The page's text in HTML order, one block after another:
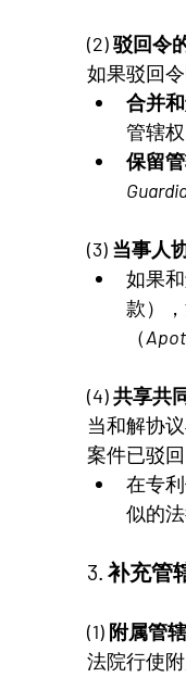
(2) 驳回令
如果驳回令
合并
管辖权
保留
(3) 当事人
如果
款）
（
(4) 共享共
当和解协
案件已驳回
在专
似的
3. 补充管
(1) 附属管
法院行使